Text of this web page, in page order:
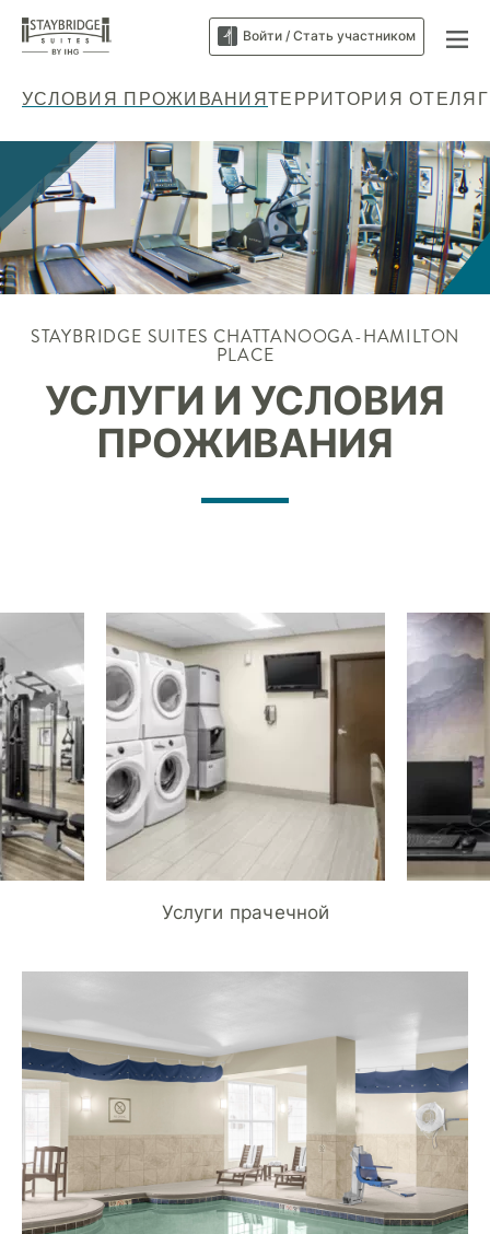
Войти / Стать участником
УСЛОВИЯ ПРОЖИВАНИЯТЕРРИТОРИЯ ОТЕЛЯ
STAYBRIDGE SUITES CHATTANOOGA-HAMILTON
PLACE
УСЛУГИ И УСЛОВИЯ
ПРОЖИВАНИЯ
Услуги прачечной